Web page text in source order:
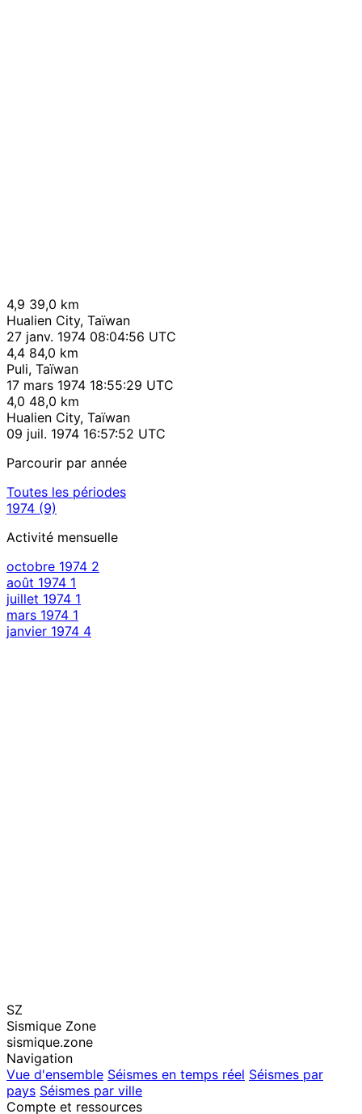
4,9 39,0 km
Hualien City, Taïwan
27 janv. 1974 08:04:56 UTC
4,4 84,0 km
Puli, Taïwan
17 mars 1974 18:55:29 UTC
4,0 48,0 km
Hualien City, Taïwan
09 juil. 1974 16:57:52 UTC
Parcourir par année
Toutes les périodes
1974 (9)
Activité mensuelle
octobre 1974 2
août 1974 1
juillet 1974 1
mars 1974 1
janvier 1974 4
SZ
Sismique Zone
sismique.zone
Navigation
Vue d'ensemble Séismes en temps réel Séismes par
pays Séismes par ville
Compte et ressources